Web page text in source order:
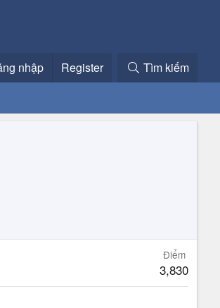
nhập Register Tìm kiếm
Điểm
3,830